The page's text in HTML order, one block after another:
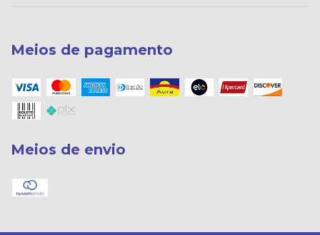
Meios de pagamento
Meios de envio